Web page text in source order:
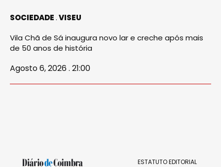
SOCIEDADE VISEU
Vila Chã de Sá inaugura novo lar e creche após mais
de 50 anos de história
Agosto 6, 2026 . 21:00
ESTATUTO EDITORIAL